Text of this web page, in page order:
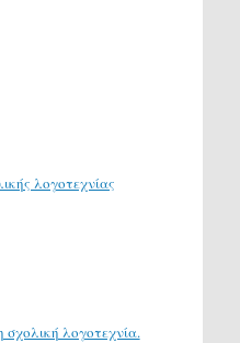
λογοτεχνίας
λογοτεχνία.